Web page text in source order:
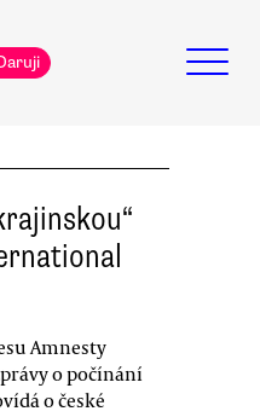
Amnesty
o počínání
o české